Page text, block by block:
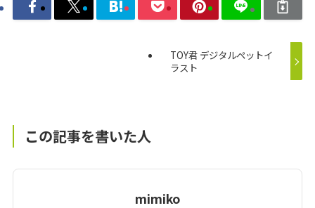
TOY君 デジタルペットイ
ラスト
この記事を書いた人
mimiko